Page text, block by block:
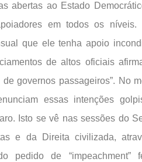
abertas ao Estado
em todos os
que ele tenha apoio
de altos oficiais
de governos passageiros”. No
essas intenções
Isto se vê nas sessões do
e da Direita civilizada,
pedido de